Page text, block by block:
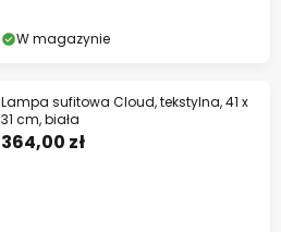
W magazynie
Lampa sufitowa Cloud, tekstylna, 41 x
31 cm, biała
364,00 zł